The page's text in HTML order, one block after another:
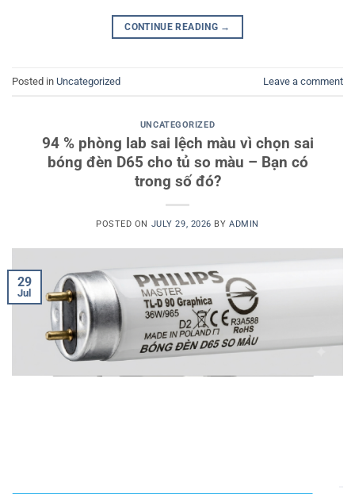
CONTINUE READING →
Posted in Uncategorized Leave a comment
UNCATEGORIZED
94 % phòng lab sai lệch màu vì chọn sai
bóng đèn D65 cho tủ so màu – Bạn có
trong số đó?
POSTED ON JULY 29, 2026 BYADMIN
29
Jul